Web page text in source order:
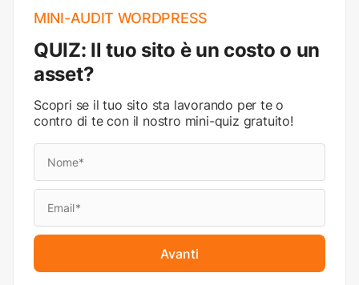
MINI-AUDIT WORDPRESS
QUIZ: Il tuo sito è un costo o un
asset?
Scopri se il tuo sito sta lavorando per te o
contro di te con il nostro mini-quiz gratuito!
Avanti